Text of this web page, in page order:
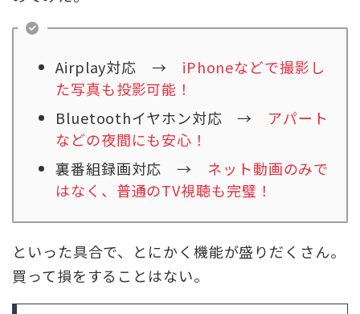
Airplay対応 → iPhoneなどで撮影し
た写真も投影可能！
Bluetoothイヤホン対応 → アパート
などの夜間にも安心！
裏番組録画対応 → ネット動画のみで
はなく、普通のTV視聴も完璧！
といった具合で、とにかく機能が盛りだくさん。
買って損をすることはない。